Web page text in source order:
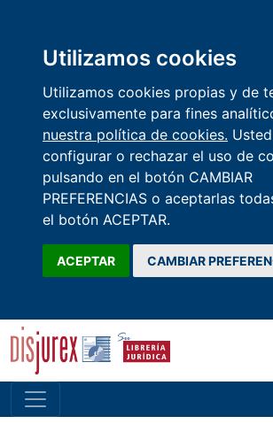
Utilizamos cookies
Utilizamos cookies propias y de
exclusivamente para fines
nuestra política de cookies.
configurar o rechazar el uso de
pulsando en el botón CAMBIAR
PREFERENCIAS o aceptarlas
el botón ACEPTAR.
ACEPTAR CAMBIAR